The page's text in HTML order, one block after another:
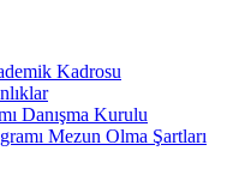
Kadrosu
Danışma Kurulu
Mezun Olma Şartları